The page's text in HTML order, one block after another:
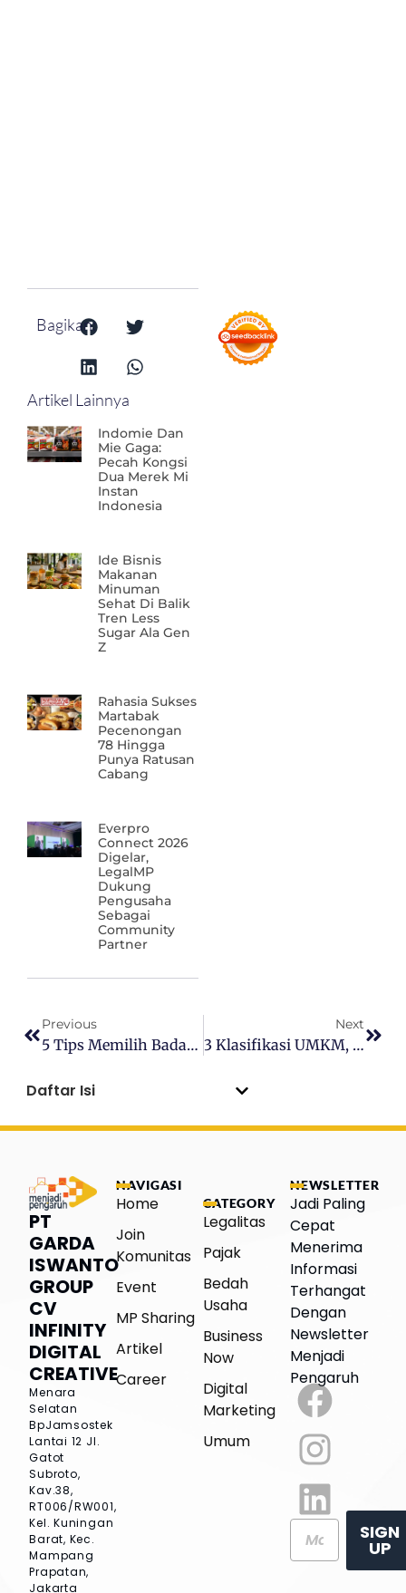
Bagikan:
Artikel Lainnya
Indomie Dan
Mie Gaga:
Pecah Kongsi
Dua Merek Mi
Instan
Indonesia
Ide Bisnis
Makanan
Minuman
Sehat Di Balik
Tren Less
Sugar Ala Gen
Z
Rahasia Sukses
Martabak
Pecenongan
78 Hingga
Punya Ratusan
Cabang
Everpro
Connect 2026
Digelar,
LegalMP
Dukung
Pengusaha
Sebagai
Community
Partner
Previous
5 Tips Memilih Badan Usaha, Mau PT Atau CV?
Next
3 Klasifikasi UMKM, Binsismu Masuk Kategori Mana?
Daftar Isi
PT
GARDA
ISWANTO
GROUP
CV
INFINITY
DIGITAL
CREATIVE
Menara
Selatan
BpJamsostek
Lantai 12 Jl.
Gatot
Subroto,
Kav.38,
RT006/RW001,
Kel. Kuningan
Barat, Kec.
Mampang
Prapatan,
Jakarta
NAVIGASI
Home
Join
Komunitas
Event
MP Sharing
Artikel
Career
CATEGORY
Legalitas
Pajak
Bedah
Usaha
Business
Now
Digital
Marketing
Umum
NEWSLETTER
Jadi Paling
Cepat
Menerima
Informasi
Terhangat
Dengan
Newsletter
Menjadi
Pengaruh
SIGN
UP